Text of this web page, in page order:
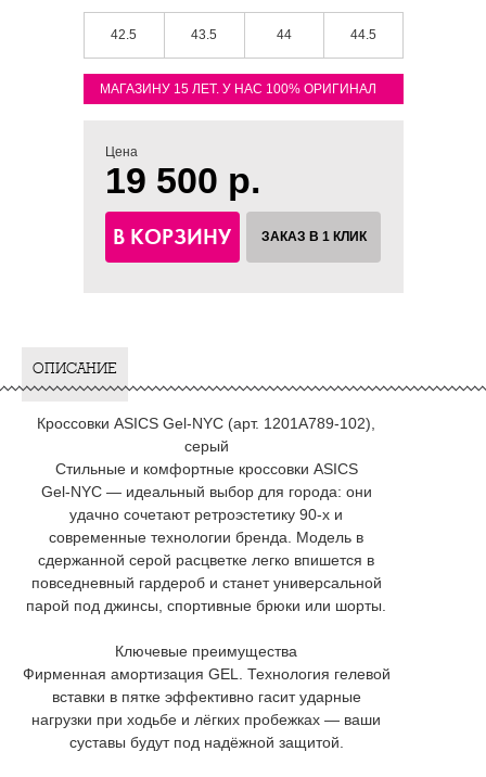
42.5 43.5 44 44.5
МАГАЗИНУ 15 ЛЕТ. У НАС 100% ОРИГИНАЛ
Цена
19 500 р.
В КОРЗИНУ ЗАКАЗ В 1 КЛИК
ОПИСАНИЕ
Кроссовки ASICS Gel‑NYC (арт. 1201A789‑102),
серый
Стильные и комфортные кроссовки ASICS
Gel‑NYC — идеальный выбор для города: они
удачно сочетают ретроэстетику 90‑х и
современные технологии бренда. Модель в
сдержанной серой расцветке легко впишется в
повседневный гардероб и станет универсальной
парой под джинсы, спортивные брюки или шорты.
Ключевые преимущества
Фирменная амортизация GEL. Технология гелевой
вставки в пятке эффективно гасит ударные
нагрузки при ходьбе и лёгких пробежках — ваши
суставы будут под надёжной защитой.